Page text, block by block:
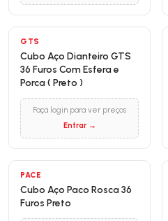
GTS
Cubo Aço Dianteiro GTS
36 Furos Com Esfera e
Porca ( Preto )
Faça login para ver preços
Entrar →
PACE
Cubo Aço Paco Rosca 36
Furos Preto